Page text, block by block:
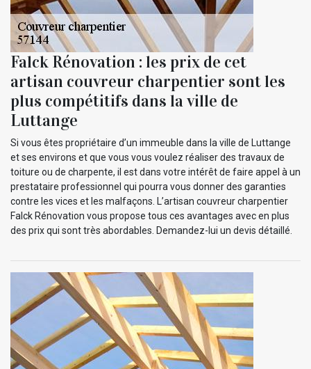
Falck Rénovation : les prix de cet
artisan couvreur charpentier sont les
plus compétitifs dans la ville de
Luttange
Si vous êtes propriétaire d’un immeuble dans la ville de Luttange
et ses environs et que vous vous voulez réaliser des travaux de
toiture ou de charpente, il est dans votre intérêt de faire appel à un
prestataire professionnel qui pourra vous donner des garanties
contre les vices et les malfaçons. L’artisan couvreur charpentier
Falck Rénovation vous propose tous ces avantages avec en plus
des prix qui sont très abordables. Demandez-lui un devis détaillé.